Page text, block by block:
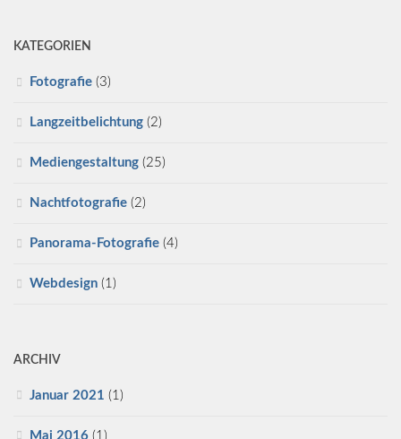
KATEGORIEN
Fotografie (3)
Langzeitbelichtung (2)
Mediengestaltung (25)
Nachtfotografie (2)
Panorama-Fotografie (4)
Webdesign (1)
ARCHIV
Januar 2021 (1)
Mai 2016 (1)